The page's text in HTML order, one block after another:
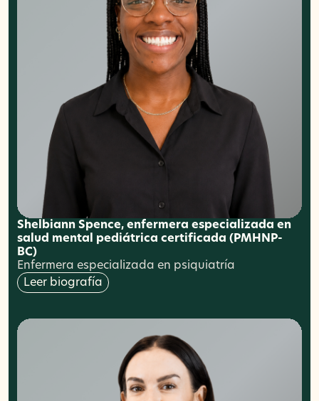
Shelbiann Spence, enfermera especializada en
salud mental pediátrica certificada (PMHNP-
BC)
Enfermera especializada en psiquiatría
Leer biografía